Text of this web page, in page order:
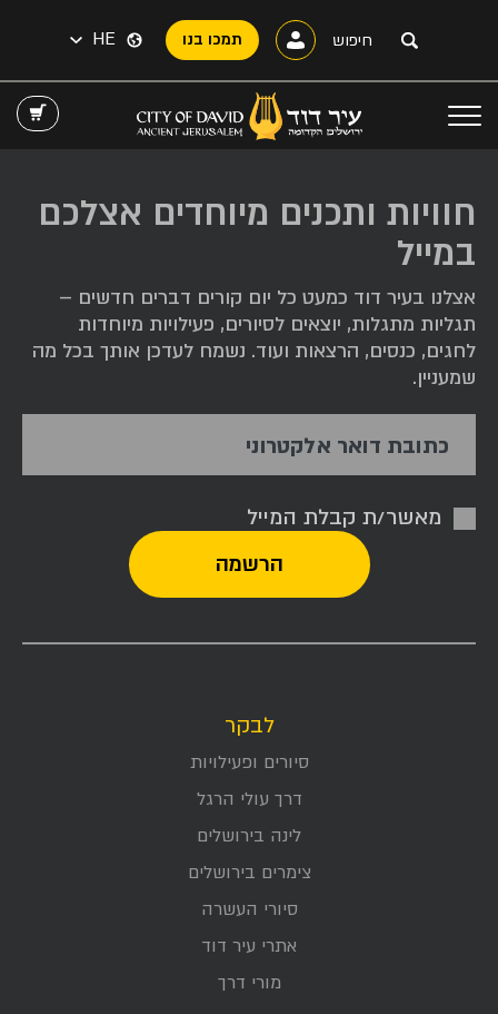
תמכו בנו HE
חוויות ותכנים מיוחדים אצלכם
במייל
אצלנו בעיר דוד כמעט כל יום קורים דברים חדשים –
תגליות מתגלות, יוצאים לסיורים, פעילויות מיוחדות
לחגים, כנסים, הרצאות ועוד. נשמח לעדכן אותך בכל מה
שמעניין.
כתובת דואר אלקטרוני
מאשר/ת קבלת המייל
לבקר
סיורים ופעילויות
דרך עולי הרגל
לינה בירושלים
צימרים בירושלים
סיורי העשרה
אתרי עיר דוד
מורי דרך